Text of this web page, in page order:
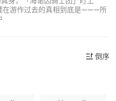
在游作过去的真相到底是———所
倒序